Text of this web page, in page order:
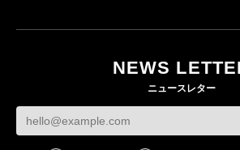
ケットなど7型を発売
FASHION
NEWS
ニュースレター